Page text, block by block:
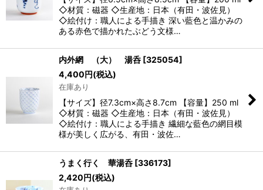
◇材質：磁器 ◇生産地：日本（有田・波佐見）
◇絵付け：職人による手描き 深い藍色と温かみの
ある赤色で描かれたぶどう文様…
内外網 （大） 湯呑 [325054]
4,400円(税込)
在庫あり
【サイズ】径7.3cm×高さ8.7cm 【容量】250 ml
◇材質：磁器 ◇生産地：日本（有田・波佐見）
◇絵付け：職人による手描き 繊細な藍色の網目模
様が美しく広がる、有田・波佐…
うまく行く 華湯呑 [336173]
2,420円(税込)